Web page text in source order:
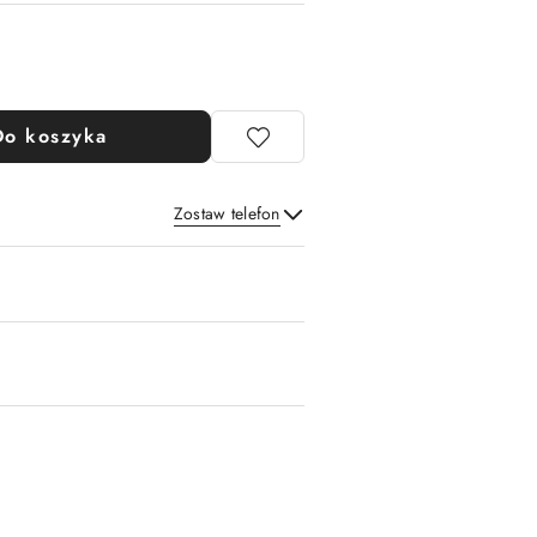
koszyka
Zostaw telefon
Wyślij